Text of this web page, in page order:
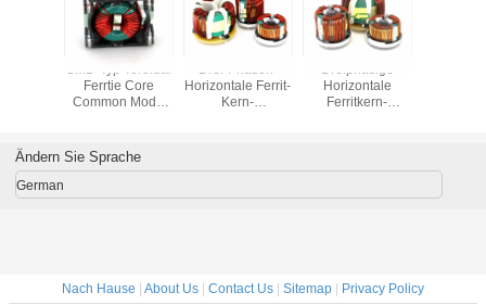
Ferrtie Core
Common Mode
Horizontale Ferrit-
Kern-
Horizontale
Ferritkern-
Ändern Sie Sprache
German
Nach Hause | About Us | Contact Us | Sitemap | Privacy Policy